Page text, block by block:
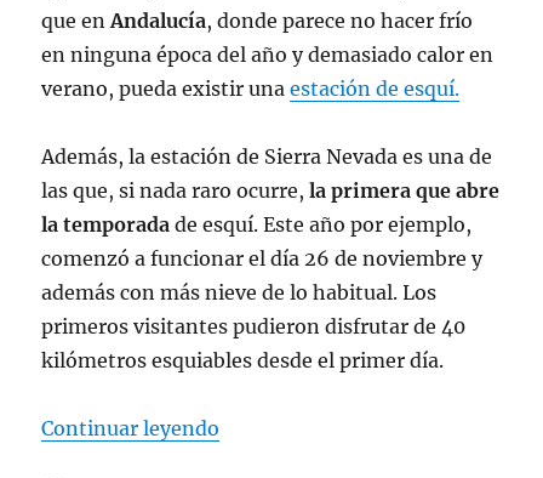
que enAndalucía, donde parece no hacer frío
en ninguna época del año y demasiado calor en
verano, pueda existir unaestación de esquí.
Además, la estación de Sierra Nevada es una de
las que, si nada raro ocurre, la primera que abre
la temporada de esquí. Este año por ejemplo,
comenzó a funcionar el día 26 de noviembre y
además con más nieve de lo habitual. Los
primeros visitantes pudieron disfrutar de 40
kilómetros esquiables desde el primer día.
Continuar leyendo